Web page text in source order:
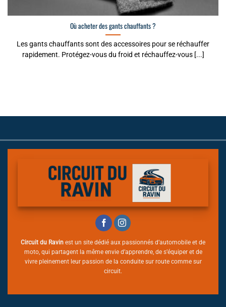
Où acheter des gants chauffants ?
Les gants chauffants sont des accessoires pour se réchauffer
rapidement. Protégez-vous du froid et réchauffez-vous [...]
Circuit du Ravin est un site dédié aux passionnés d’automobile et de
moto, qui partagent la même envie d’apprendre, de s’équiper et de
vivre pleinement leur passion de la conduite sur route comme sur
circuit.